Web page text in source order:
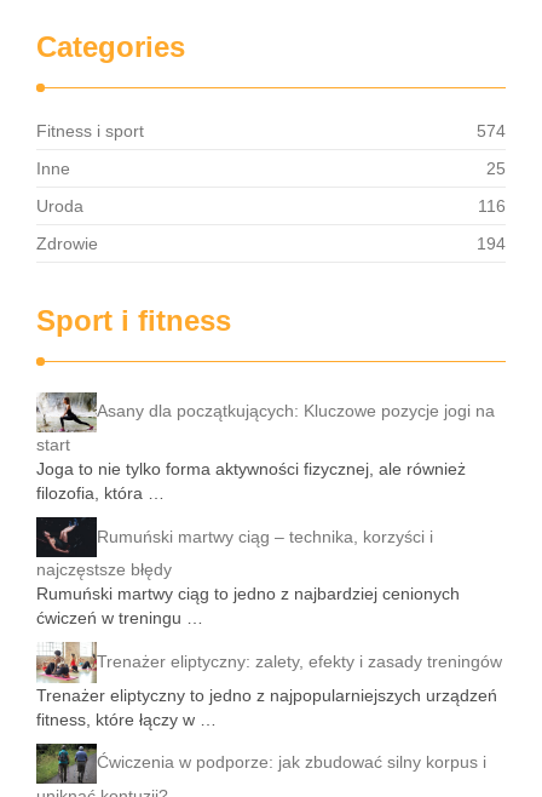
Categories
Fitness i sport
574
Inne
25
Uroda
116
Zdrowie
194
Sport i fitness
Asany dla początkujących: Kluczowe pozycje jogi na
start
Joga to nie tylko forma aktywności fizycznej, ale również
filozofia, która …
Rumuński martwy ciąg – technika, korzyści i
najczęstsze błędy
Rumuński martwy ciąg to jedno z najbardziej cenionych
ćwiczeń w treningu …
Trenażer eliptyczny: zalety, efekty i zasady treningów
Trenażer eliptyczny to jedno z najpopularniejszych urządzeń
fitness, które łączy w …
Ćwiczenia w podporze: jak zbudować silny korpus i